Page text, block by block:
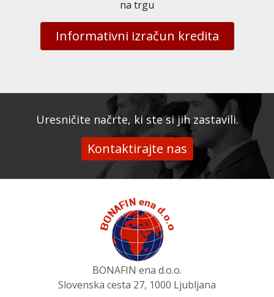
na trgu
Informativni izračun kredita
Uresničite načrte, ki ste si jih zastavili.
Kontaktirajte nas
BONAFIN ena d.o.o.
Slovenska cesta 27, 1000 Ljubljana